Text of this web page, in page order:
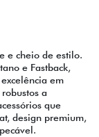
e cheio de estilo.
e Fastback,
em
a
que
design premium,